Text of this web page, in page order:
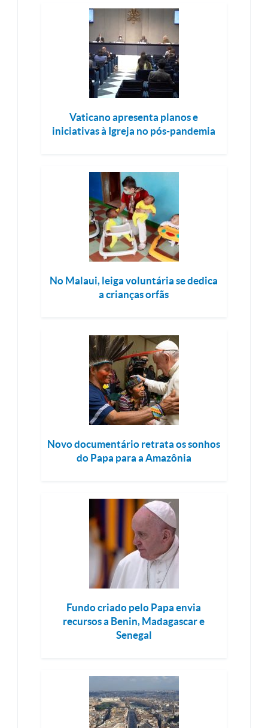
Vaticano apresenta planos e
iniciativas à Igreja no pós-pandemia
No Malaui, leiga voluntária se dedica
a crianças orfãs
Novo documentário retrata os sonhos
do Papa para a Amazônia
Fundo criado pelo Papa envia
recursos a Benin, Madagascar e
Senegal